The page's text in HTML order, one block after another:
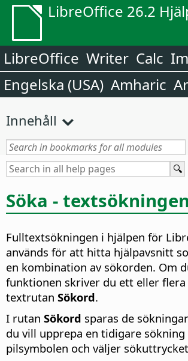
LibreOffice 26.2
LibreOffice Writer Calc
Engelska (USA) Amharic
Innehåll
Söka - textsökningen
Fulltextsökningen i hjälpen för
används för att hitta hjälpavsnitt
en kombination av sökorden. Om
funktionen skriver du ett eller
textrutan Sökord.
I rutan Sökord sparas de
du vill upprepa en tidigare
pilsymbolen och väljer